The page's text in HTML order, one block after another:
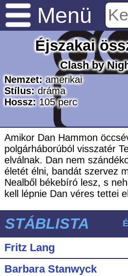
Menü
Éjszakai
Clash by
Nemzet: amerikai
Stílus: dráma
Hossz: 105perc
Amikor Dan Hammon
polgárháborúból visszatér
elválnak. Dan nem
életét élni, bandát szervez
Nealből békebíró lesz, s
kell lépnie Dan véres tettei
STÁBLISTA
Fritz Lang
Barbara Stanwyck